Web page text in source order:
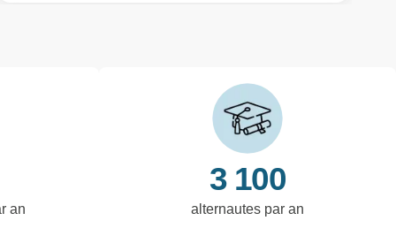
an
3 100
alternautes par an